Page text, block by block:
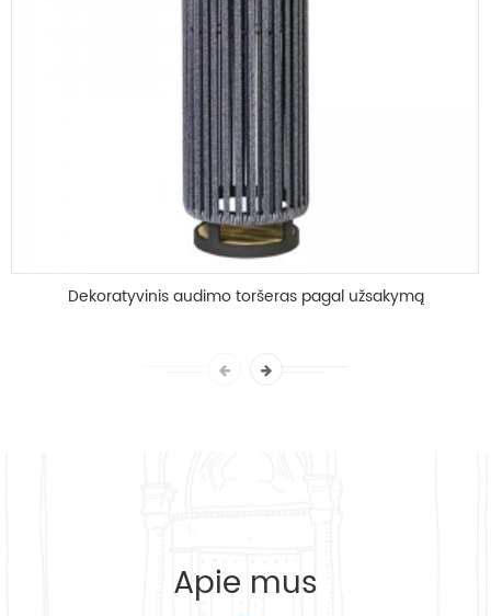
Dekoratyvinis audimo toršeras pagal užsakymą
Apie mus